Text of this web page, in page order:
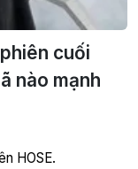
cuối
nào mạnh
HOSE.